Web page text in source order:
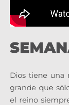
Dios tiene una
grande que
el reino